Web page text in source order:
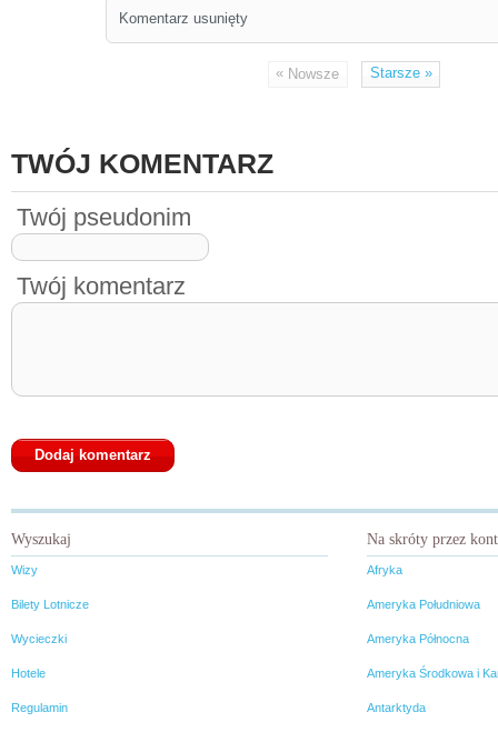
Komentarz usunięty
« Nowsze Starsze»
TWÓJ KOMENTARZ
Twój pseudonim
Twój komentarz
Wyszukaj
Wizy
Bilety Lotnicze
Wycieczki
Hotele
Regulamin
Na skróty przez
Afryka
Ameryka Południowa
Ameryka Północna
Ameryka Środkowa i
Antarktyda